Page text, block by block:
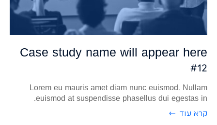
Case study name will appear here
#12
Lorem eu mauris amet diam nunc euismod. Nullam
euismod at suspendisse phasellus dui egestas in.
קרא עוד